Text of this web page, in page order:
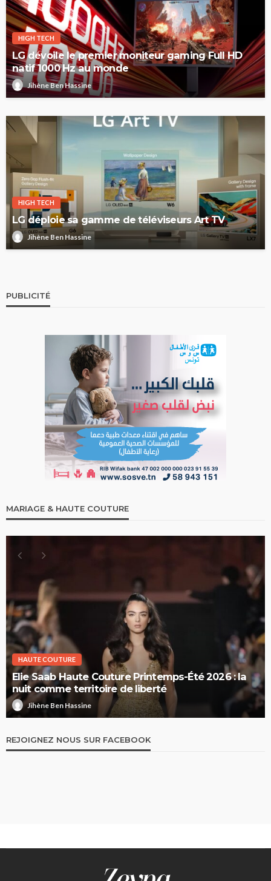
HIGH TECH
LG dévoile le premier moniteur gaming Full HD
natif 1000 Hz au monde
Jihène Ben Hassine
HIGH TECH
LG déploie sa gamme de téléviseurs Art TV
Jihène Ben Hassine
PUBLICITÉ
MARIAGE & HAUTE COUTURE
HAUTE COUTURE
Elie Saab Haute Couture Printemps-Été 2026 : la
nuit comme territoire de liberté
Jihène Ben Hassine
REJOIGNEZ NOUS SUR FACEBOOK